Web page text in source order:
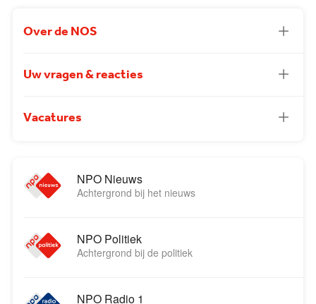
Over de NOS
Uw vragen & reacties
Vacatures
NPO Nieuws
Achtergrond bij het nieuws
NPO Politiek
Achtergrond bij de politiek
NPO Radio 1